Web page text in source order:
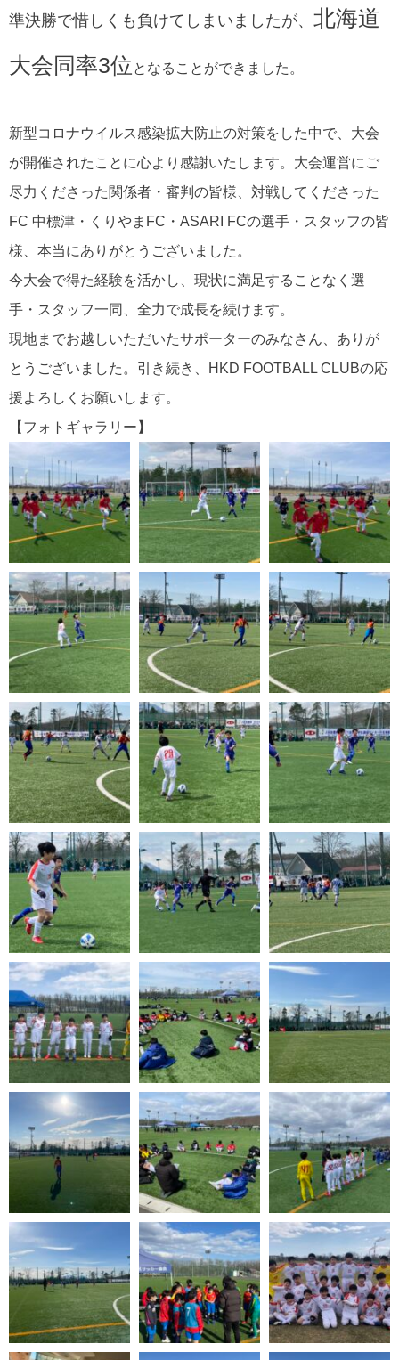
準決勝で惜しくも負けてしまいましたが、 北海道
大会同率3位 となることができました。
新型コロナウイルス感染拡大防止の対策をした中で、大会
が開催されたことに心より感謝いたします。大会運営にご
尽力くださった関係者・審判の皆様、対戦してくださった
FC 中標津・くりやまFC・ASARI FCの選手・スタッフの皆
様、本当にありがとうございました。
今大会で得た経験を活かし、現状に満足することなく選
手・スタッフ一同、全力で成長を続けます。
現地までお越しいただいたサポーターのみなさん、ありが
とうございました。引き続き、HKD FOOTBALL CLUBの応
援よろしくお願いします。
【フォトギャラリー】